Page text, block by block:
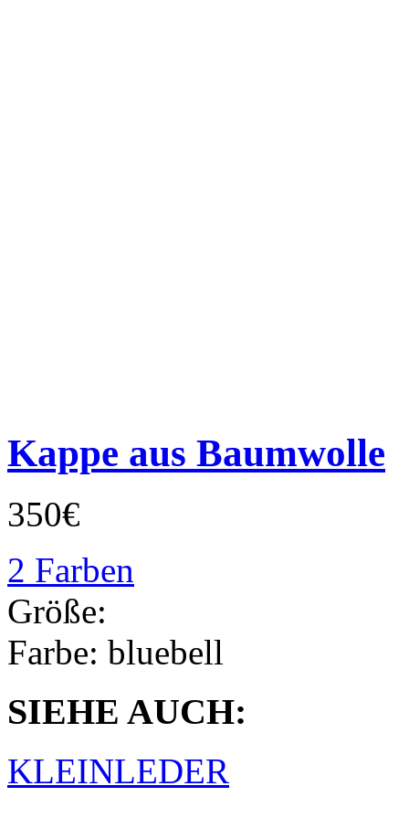
Kappe aus Baumwolle
350€
2 Farben
Größe:
Farbe: bluebell
SIEHE AUCH:
KLEINLEDER